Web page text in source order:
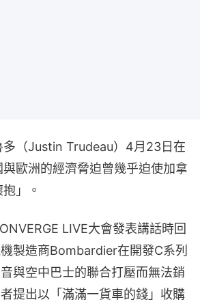
多（Justin Trudeau）4月23日在
歐洲的經濟脅迫曾幾乎迫使加拿
」。
LIVE大會發表講話時回
製造商Bombardier在開發C系列
與空中巴士的聯合打壓而無法銷
提出以「滿滿一貨車的錢」收購